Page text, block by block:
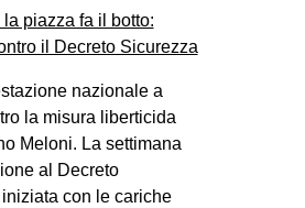
nazionale a
la misura liberticida
Meloni. La settimana
al Decreto
con le cariche